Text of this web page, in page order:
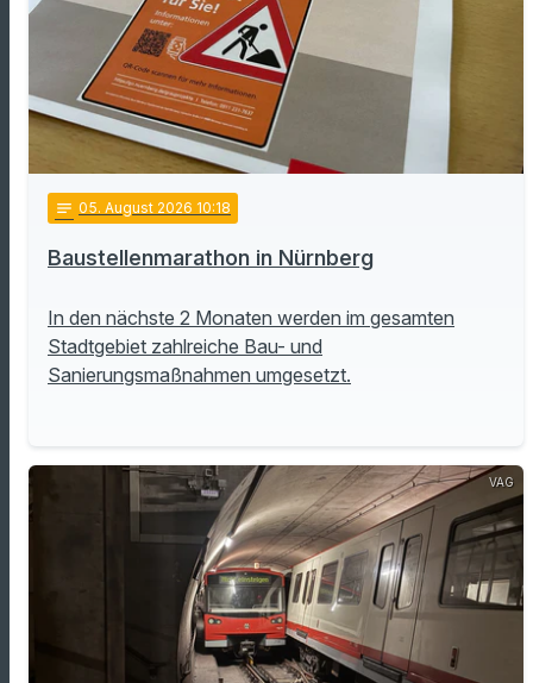
notes 05. August 2026 10:18
Baustellenmarathon in Nürnberg
In den nächste 2 Monaten werden im gesamten
Stadtgebiet zahlreiche Bau- und
Sanierungsmaßnahmen umgesetzt.
VAG